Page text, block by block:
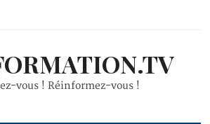
vous ! Réinformez-vous !